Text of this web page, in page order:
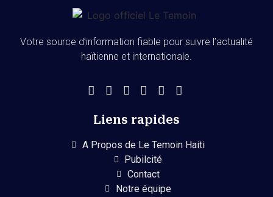
Votre source d’information fiable pour suivre l’actualité
haïtienne et internationale.
Liens rapides
A Propos de Le Temoin Haiti
Pubilcité
Contact
Notre équipe